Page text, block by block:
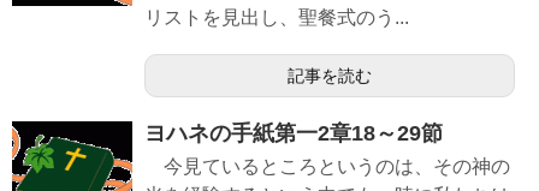
リストを見出し、聖餐式のう...
記事を読む
ヨハネの手紙第一2章18～29節
今見ているところというのは、その神の